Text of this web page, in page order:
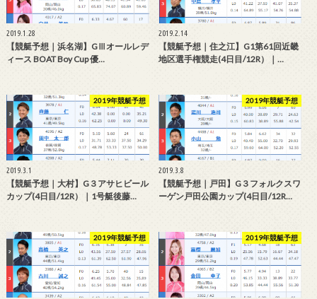
2019.1.28
【競艇予想｜浜名湖】GⅢオールレデ
ィース BOAT Boy Cup 優…
2019.2.14
【競艇予想｜住之江】G1第61回近畿
地区選手権競走(4日目/12R）｜…
2019年競艇予想
2019.3.1
【競艇予想｜大村】G３アサヒビール
カップ(4日目/12R）｜1号艇後藤…
2019年競艇予想
2019.3.8
【競艇予想｜戸田】G３フォルクスワ
ーゲン戸田公園カップ(4日目/12R…
2019年競艇予想 2019年競艇予想